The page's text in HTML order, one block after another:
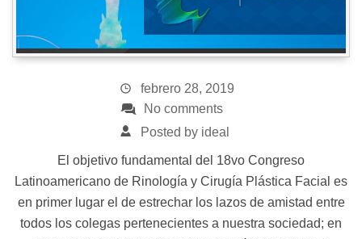
febrero 28, 2019
No comments
Posted by ideal
El objetivo fundamental del 18vo Congreso
Latinoamericano de Rinología y Cirugía Plástica Facial es
en primer lugar el de estrechar los lazos de amistad entre
todos los colegas pertenecientes a nuestra sociedad; en